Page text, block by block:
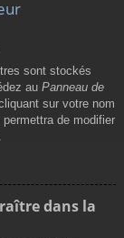
sont stockés
au Panneau de
sur votre nom
de modifier
dans la